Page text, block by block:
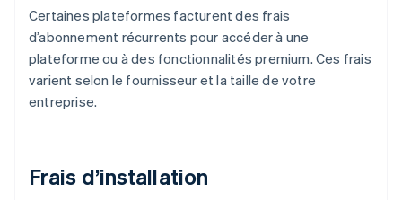
Certaines plateformes facturent des frais
d’abonnement récurrents pour accéder à une
plateforme ou à des fonctionnalités premium. Ces frais
varient selon le fournisseur et la taille de votre
entreprise.
Frais d’installation